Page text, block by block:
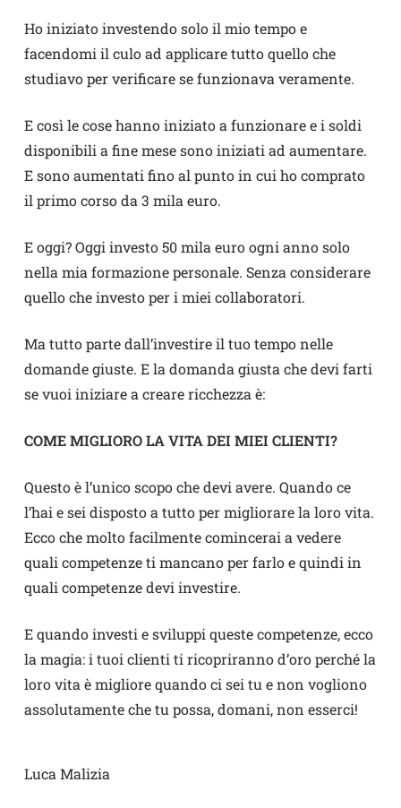
Ho iniziato investendo solo il mio tempo e
facendomi il culo ad applicare tutto quello che
studiavo per verificare se funzionava veramente.
E così le cose hanno iniziato a funzionare e i soldi
disponibili a fine mese sono iniziati ad aumentare.
E sono aumentati fino al punto in cui ho comprato
il primo corso da 3 mila euro.
E oggi? Oggi investo 50 mila euro ogni anno solo
nella mia formazione personale. Senza considerare
quello che investo per i miei collaboratori.
Ma tutto parte dall’investire il tuo tempo nelle
domande giuste. E la domanda giusta che devi farti
se vuoi iniziare a creare ricchezza è:
COME MIGLIORO LA VITA DEI MIEI CLIENTI?
Questo è l’unico scopo che devi avere. Quando ce
l’hai e sei disposto a tutto per migliorare la loro vita.
Ecco che molto facilmente comincerai a vedere
quali competenze ti mancano per farlo e quindi in
quali competenze devi investire.
E quando investi e sviluppi queste competenze, ecco
la magia: i tuoi clienti ti ricopriranno d’oro perché la
loro vita è migliore quando ci sei tu e non vogliono
assolutamente che tu possa, domani, non esserci!
Luca Malizia